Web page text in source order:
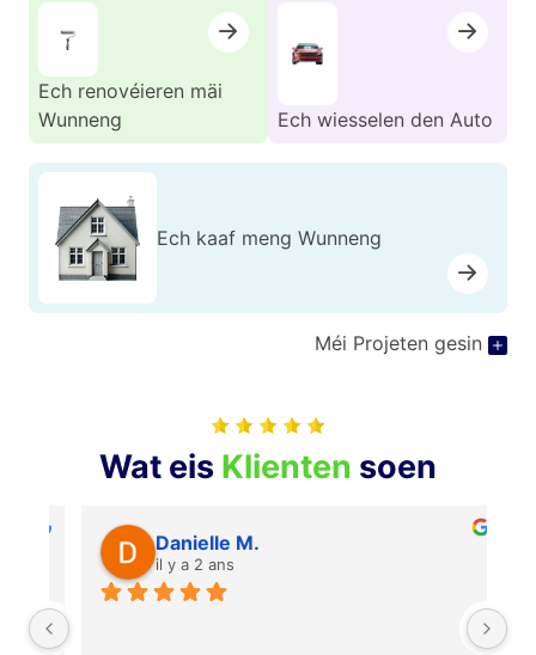
Ech renovéieren mäi
Wunneng
Ech wiesselen den Auto
Ech kaaf meng Wunneng
Méi Projeten gesin
Wat eis Klienten soen
Danielle M.
il y a 2 ans